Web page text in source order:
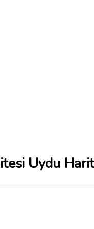
Uydu